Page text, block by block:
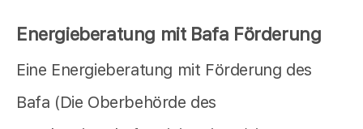
Energieberatung mit Bafa Förderung
Eine Energieberatung mit Förderung des
Bafa (Die Oberbehörde des